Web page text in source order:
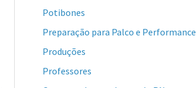
Potibones
Preparação para Palco e Performance
Produções
Professores